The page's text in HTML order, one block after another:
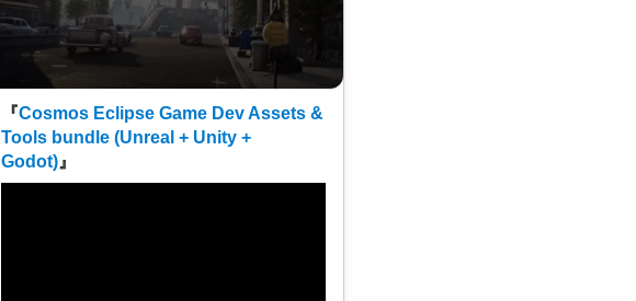
『Cosmos Eclipse Game Dev Assets &
Tools bundle (Unreal + Unity +
Godot)』